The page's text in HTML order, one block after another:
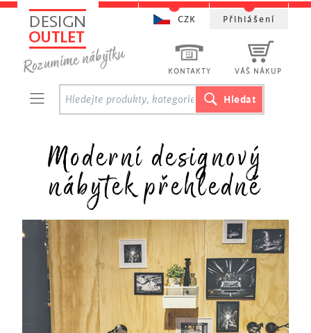
Moderní designový
nábytek přehledně
KONTAKTY VÁŠ NÁKUP
CZK Přihlášení